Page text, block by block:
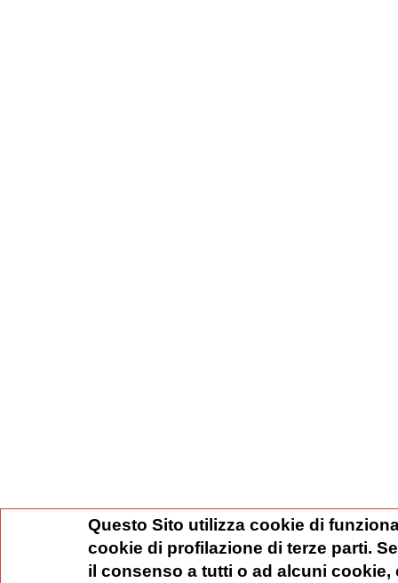
Questo Sito utilizza cookie di
cookie di profilazione di terze parti.
il consenso a tutti o ad alcuni